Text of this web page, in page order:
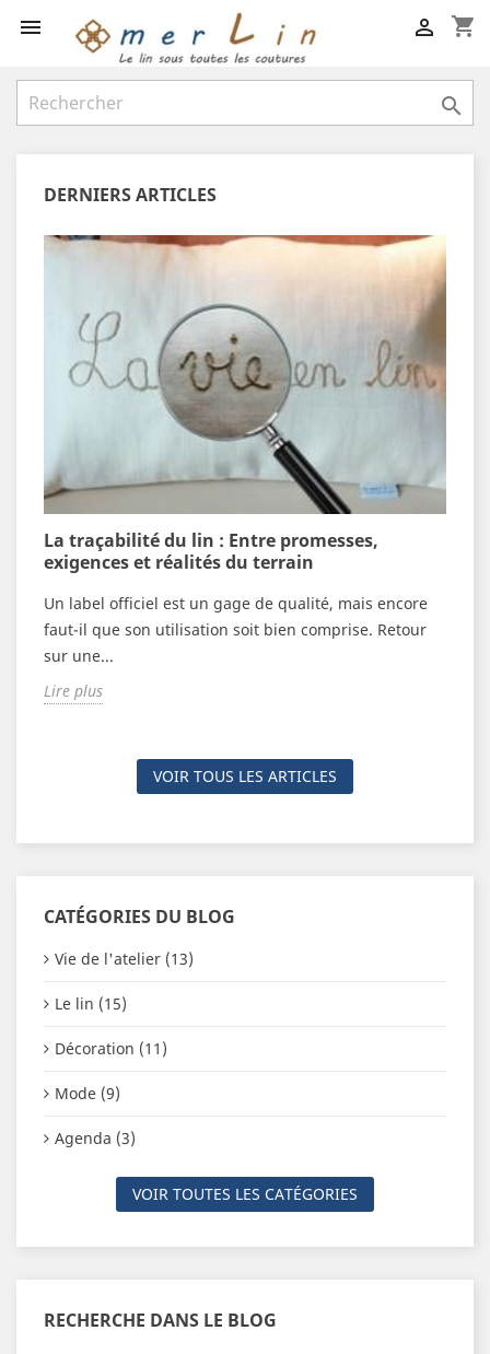
 shopping_cart


DERNIERS ARTICLES
La traçabilité du lin : Entre promesses,
exigences et réalités du terrain
Un label officiel est un gage de qualité, mais encore
faut-il que son utilisation soit bien comprise. Retour
sur une...
Lire plus
VOIR TOUS LES ARTICLES
CATÉGORIES DU BLOG
Vie de l'atelier (13)
Le lin (15)
Décoration (11)
Mode (9)
Agenda (3)
VOIR TOUTES LES CATÉGORIES
RECHERCHE DANS LE BLOG